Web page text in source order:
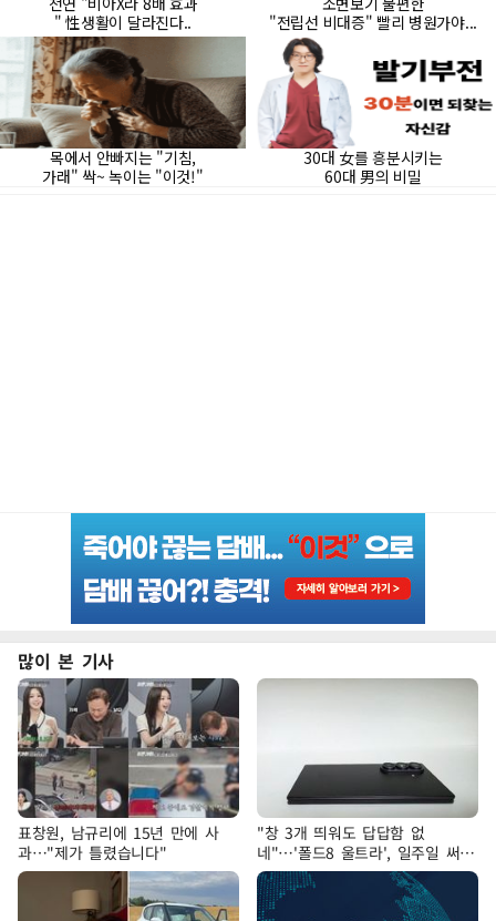
많이 본 기사
표창원, 남규리에 15년 만에 사
과…"제가 틀렸습니다"
"창 3개 띄워도 답답함 없
네"…'폴드8 울트라', 일주일 써보
니